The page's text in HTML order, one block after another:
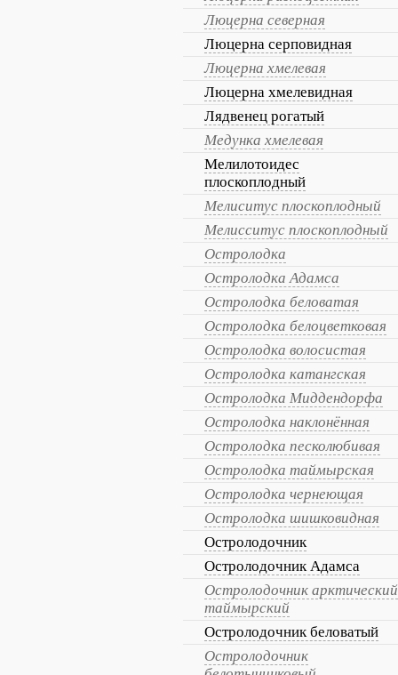
Люцерна северная
Люцерна серповидная
Люцерна хмелевая
Люцерна хмелевидная
Лядвенец рогатый
Медунка хмелевая
Мелилотоидес
плоскоплодный
Мелиситус плоскоплодный
Мелисситус плоскоплодный
Остролодка
Остролодка Адамса
Остролодка беловатая
Остролодка белоцветковая
Остролодка волосистая
Остролодка катангская
Остролодка Миддендорфа
Остролодка наклонённая
Остролодка песколюбивая
Остролодка таймырская
Остролодка чернеющая
Остролодка шишковидная
Остролодочник
Остролодочник Адамса
Остролодочник арктический
таймырский
Остролодочник беловатый
Остролодочник